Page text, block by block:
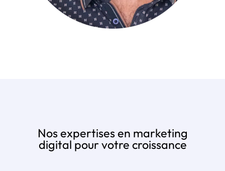
Nos expertises en marketing
digital pour votre croissance